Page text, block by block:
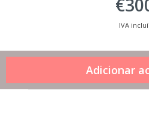
IVA